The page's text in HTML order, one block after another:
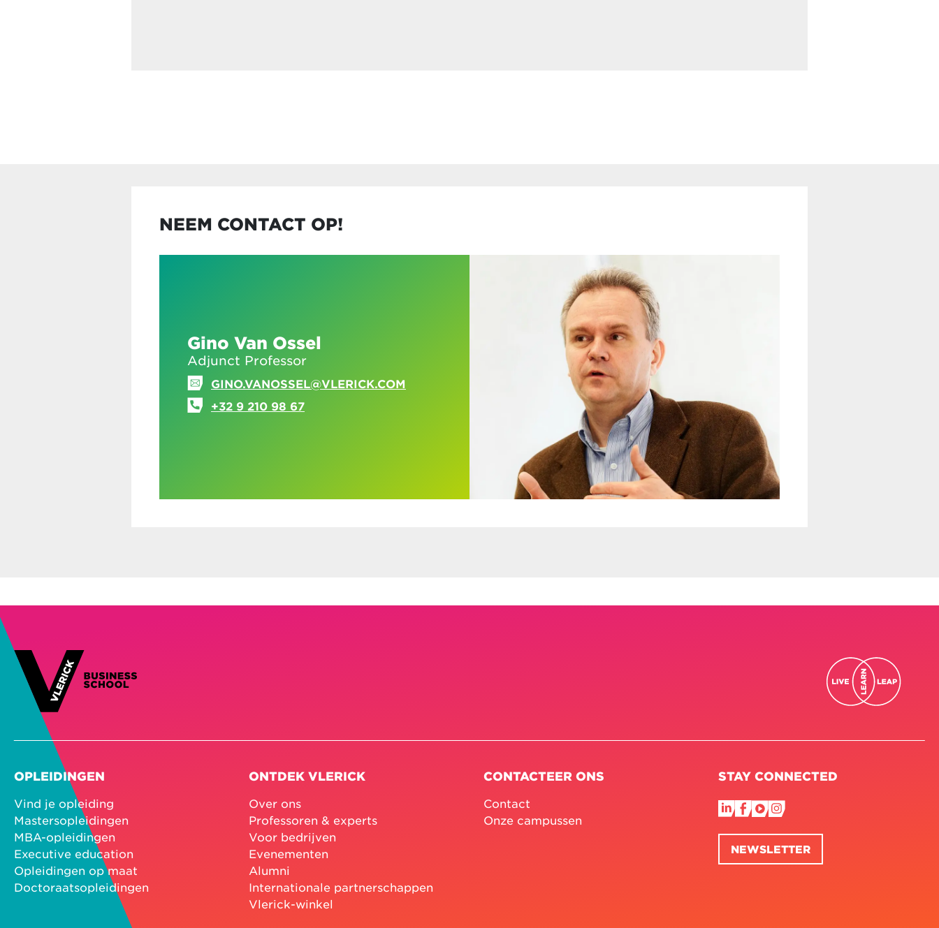
NEEM CONTACT OP!
Gino Van Ossel
Adjunct Professor
GINO.VANOSSEL@VLERICK.COM
+32 9 210 98 67
OPLEIDINGEN
Vind je opleiding
Mastersopleidingen
MBA-opleidingen
Executive education
Opleidingen op maat
Doctoraatsopleidingen
ONTDEK VLERICK
Over ons
Professoren & experts
Voor bedrijven
Evenementen
Alumni
Internationale partnerschappen
Vlerick-winkel
CONTACTEER ONS
Contact
Onze campussen
STAY CONNECTED
NEWSLETTER